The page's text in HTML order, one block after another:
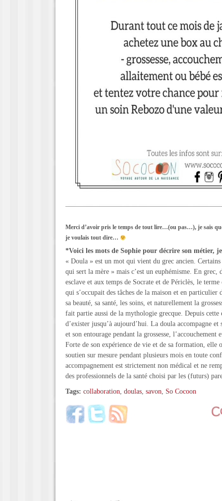
Merci d’avoir pris le temps de tout lire…(ou pas…), je sais
je voulais tout dire…
*Voici les mots de Sophie pour décrire son métier,
« Doula » est un mot qui vient du grec ancien.
qui sert la mère » mais c’est un euphémisme. En
esclave et aux temps de Socrate et de Périclès, le
qui s’occupait des tâches de la maison et en particulier
sa beauté, sa santé, les soins, et naturellement la
fait partie aussi de la mythologie grecque. Depuis cette
d’exister jusqu’à aujourd’hui. La doula accompagne
et son entourage pendant la grossesse, l’accouchement
Forte de son expérience de vie et de sa formation, elle
soutien sur mesure pendant plusieurs mois en toute
accompagnement est strictement non médical et ne
des professionnels de la santé choisi par les (futurs)
Tags: collaboration doulas savon So Cocoon